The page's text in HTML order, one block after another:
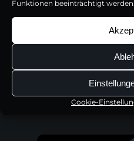
Funktionen beeinträchtigt werden.
Cookie-
Brotmesser mit Pakkaholzgriff
Inkl. 19% MwSt | zzgl. Versandkosten